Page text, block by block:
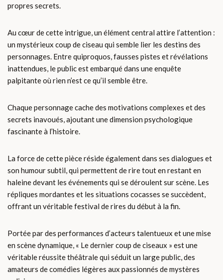
propres secrets.
Au cœur de cette intrigue, un élément central attire l’attention :
un mystérieux coup de ciseau qui semble lier les destins des
personnages. Entre quiproquos, fausses pistes et révélations
inattendues, le public est embarqué dans une enquête
palpitante où rien n’est ce qu’il semble être.
Chaque personnage cache des motivations complexes et des
secrets inavoués, ajoutant une dimension psychologique
fascinante à l’histoire.
La force de cette pièce réside également dans ses dialogues et
son humour subtil, qui permettent de rire tout en restant en
haleine devant les événements qui se déroulent sur scène. Les
répliques mordantes et les situations cocasses se succèdent,
offrant un véritable festival de rires du début à la fin.
Portée par des performances d’acteurs talentueux et une mise
en scène dynamique, « Le dernier coup de ciseaux » est une
véritable réussite théâtrale qui séduit un large public, des
amateurs de comédies légères aux passionnés de mystères